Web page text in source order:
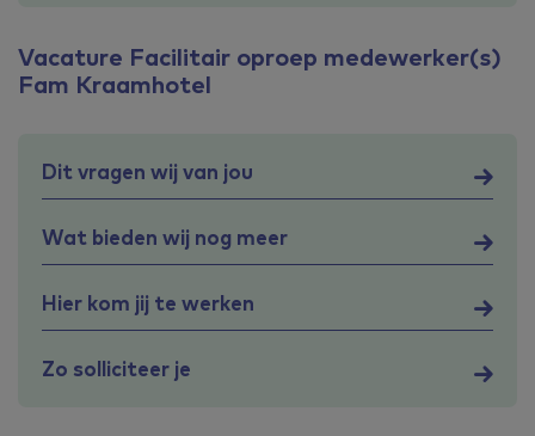
Vacature Facilitair oproep medewerker(s)
Fam Kraamhotel
Dit vragen wij van jou
Wat bieden wij nog meer
Hier kom jij te werken
Zo solliciteer je